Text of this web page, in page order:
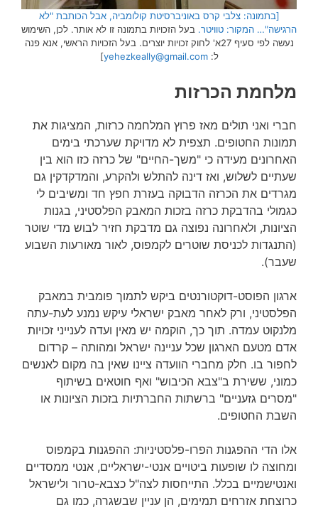
[בתמונה: צלבי קרס באוניברסיטת קולומביה, אבל הכותבת "לא
הרגישה"… המקור: טוויטר. בעל הזכויות בתמונה זו לא אותר. לכן, השימוש
נעשה לפי סעיף 27א' לחוק זכויות יוצרים. בעל הזכויות הראשי, אנא פנה
ל:yehezkeally@gmail.com
]
מלחמת הכרזות
חברי ואני תולים מאז פרוץ המלחמה כרזות, המציגות את
תמונות החטופים. תצפית לא מדויקת שערכתי בימים
האחרונים מעידה כי "משך-החיים" של כרזה כזו הוא בין
שעתיים לשלוש, ואז דינה להתלש ולהקרע, והמדקדקין גם
מגרדים את הכרזה הדבוקה בעזרת חפץ חד ומשיבים לי
כגמולי בהדבקת כרזה בזכות המאבק הפלסטיני, בגנות
הציונות, ולאחרונה נפוצה גם מדבקת חזיר לבוש מדי שוטר
(התנגדות לכניסת שוטרים לקמפוס, לאור מאורעות השבוע
שעבר).
ארגון הפוסט-דוקטורנטים ביקש לתמוך פומבית במאבק
הפלסטיני, ורק לאחר מאבק ישראלי עיקש נמנע לעת-עתה
מלנקוט עמדה. תוך כך, הוקמה יש מאין ועדה לענייני זכויות
אדם מטעם הארגון שכל עניינה ישראל ומהותה – קרדום
לחפור בו. חלק מחברי הוועדה ציינו שאין בה מקום לאנשים
כמוני, ששירת ב"צבא הכיבוש" ואף חוטאים בשיתוף
"מסרים גזעניים" ברשתות החברתיות בזכות הציונות או
השבת החטופים.
אלו הדי ההפגנות הפרו-פלסטיניות: ההפגנות בקמפוס
ומחוצה לו שופעות ביטויים אנטי-ישראליים, אנטי ממסדיים
ואנטישמיים בכלל. התייחסות לצה"ל כצבא-טרור ולישראל
כרוצחת אזרחים תמימים, הן עניין שבשגרה, כמו גם